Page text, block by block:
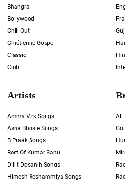
Bhangra
Bollywood
Chill Out
Chrétienne Gospel
Classic
Club
Artists
Ammy Virk Songs
Asha Bhosle Songs
B Praak Songs
Best Of Kumar Sanu
Diljit Dosanjh Songs
Himesh Reshammiya Songs
All